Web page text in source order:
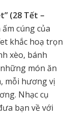
(28 Tết –
cúng của
khắc hoạ trọn
xèo, bánh
món ăn
mỗi hương vị
Nhạc cụ
bạn về với